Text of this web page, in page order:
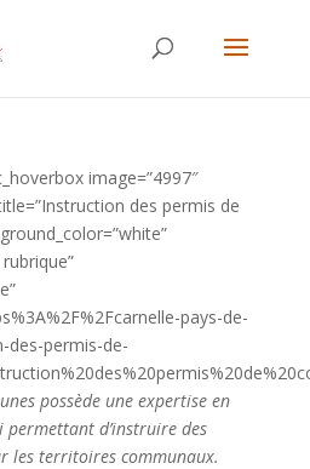
image=”4997″
des permis de
pays-de-
des-permis-de-
possède une expertise en
permettant d’instruire des
les territoires communaux.